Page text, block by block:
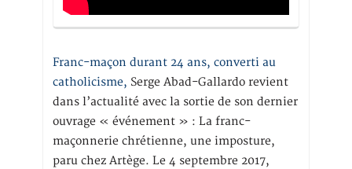
Franc-maçon durant 24 ans, converti au
catholicisme, Serge Abad-Gallardo revient
dans l’actualité avec la sortie de son dernier
ouvrage « événement » : La franc-
maçonnerie chrétienne, une imposture,
paru chez Artège. Le 4 septembre 2017,